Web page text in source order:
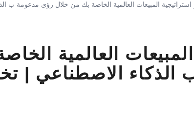
استراتيجية المبيعات العالمية الخاصة بك من خلال رؤى مدعومة ب
العالمية
الذكاء الاصطناعي |